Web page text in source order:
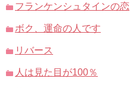
フランケンシュタインの恋
ボク、運命の人です
リバース
人は見た目が100％